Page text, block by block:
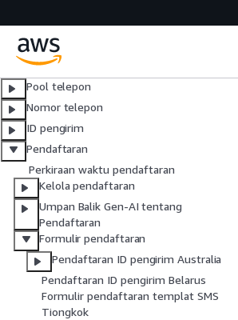
Batas dan batasan pesan
Memilih ID Originasi
Pesan RCS
Pool telepon
Nomor telepon
ID pengirim
Pendaftaran
Perkiraan waktu pendaftaran
Kelola pendaftaran
Umpan Balik Gen-AI tentang
Pendaftaran
Formulir pendaftaran
Pendaftaran ID pengirim Australia
Pendaftaran ID pengirim Belarus
Formulir pendaftaran templat SMS
Tiongkok